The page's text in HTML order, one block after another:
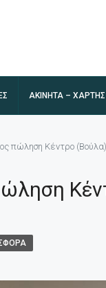
ΑΚΊΝΗΤΑ – ΧΆΡΤΗΣ
πώληση Κέντρο